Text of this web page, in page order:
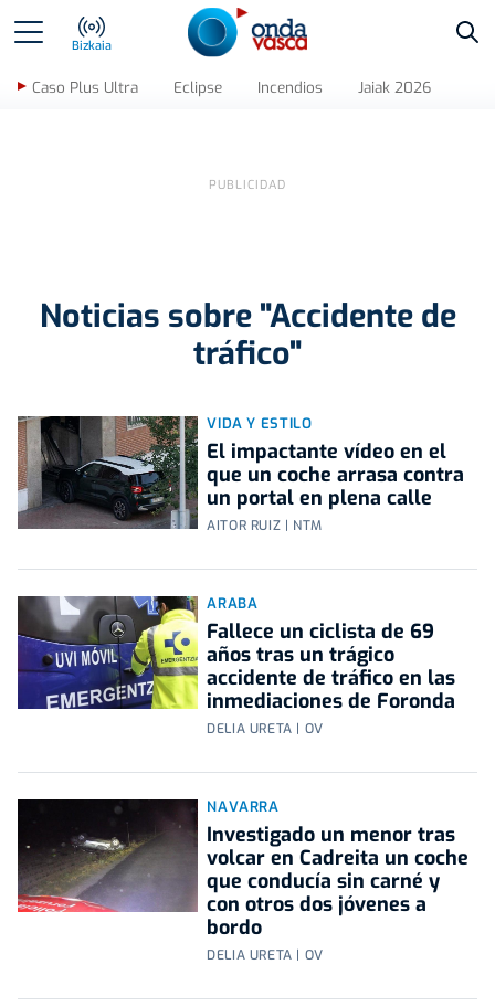
Bizkaia
Caso Plus Ultra Eclipse Incendios Jaiak 2026
Noticias sobre "Accidente de
tráfico"
VIDA Y ESTILO
El impactante vídeo en el
que un coche arrasa contra
un portal en plena calle
AITOR RUIZ | NTM
ARABA
Fallece un ciclista de 69
años tras un trágico
accidente de tráfico en las
inmediaciones de Foronda
DELIA URETA | OV
NAVARRA
Investigado un menor tras
volcar en Cadreita un coche
que conducía sin carné y
con otros dos jóvenes a
bordo
DELIA URETA | OV